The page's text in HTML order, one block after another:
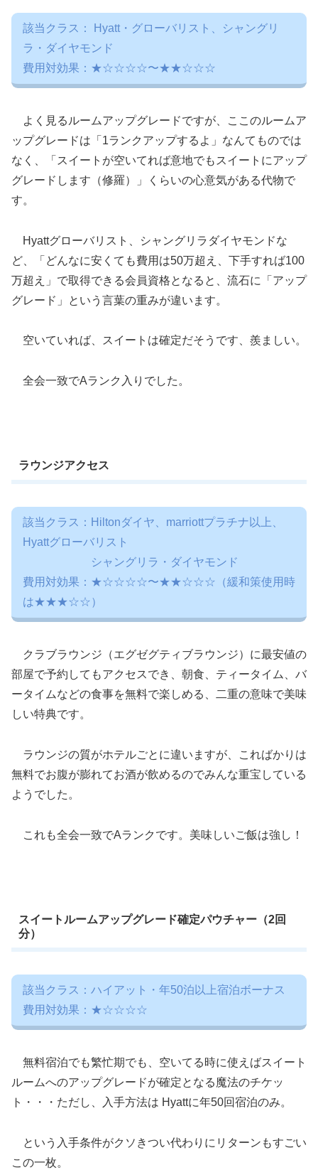
該当クラス： Hyatt・グローバリスト、シャングリ
ラ・ダイヤモンド
費用対効果：★☆☆☆☆〜★★☆☆☆
よく見るルームアップグレードですが、ここのルームア
ップグレードは「1ランクアップするよ」なんてものでは
なく、「スイートが空いてれば意地でもスイートにアップ
グレードします（修羅）」くらいの心意気がある代物で
す。
Hyattグローバリスト、シャングリラダイヤモンドな
ど、「どんなに安くても費用は50万超え、下手すれば100
万超え」で取得できる会員資格となると、流石に「アップ
グレード」という言葉の重みが違います。
空いていれば、スイートは確定だそうです、羨ましい。
全会一致でAランク入りでした。
ラウンジアクセス
該当クラス：Hiltonダイヤ、marriottプラチナ以上、
Hyattグローバリスト
シャングリラ・ダイヤモンド
費用対効果：★☆☆☆☆〜★★☆☆☆（緩和策使用時
は★★★☆☆）
クラブラウンジ（エグゼグティブラウンジ）に最安値の
部屋で予約してもアクセスでき、朝食、ティータイム、バ
ータイムなどの食事を無料で楽しめる、二重の意味で美味
しい特典です。
ラウンジの質がホテルごとに違いますが、こればかりは
無料でお腹が膨れてお酒が飲めるのでみんな重宝している
ようでした。
これも全会一致でAランクです。美味しいご飯は強し！
スイートルームアップグレード確定パウチャー（2回
分）
該当クラス：ハイアット・年50泊以上宿泊ボーナス
費用対効果：★☆☆☆☆
無料宿泊でも繁忙期でも、空いてる時に使えばスイート
ルームへのアップグレードが確定となる魔法のチケッ
ト・・・ただし、入手方法は Hyattに年50回宿泊のみ。
という入手条件がクソきつい代わりにリターンもすごい
この一枚。